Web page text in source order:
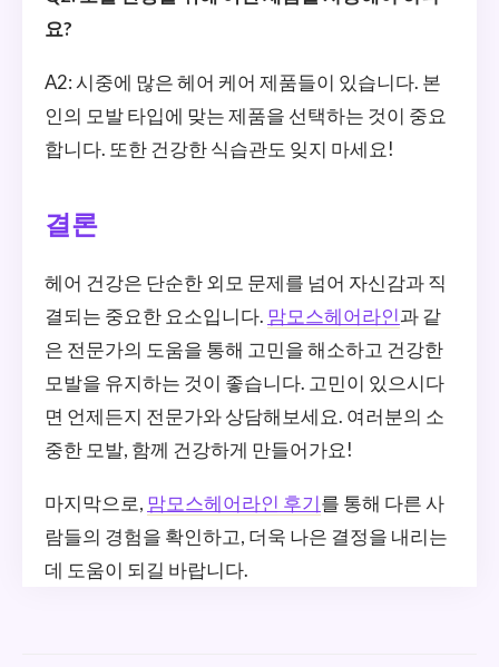
요?
A2: 시중에 많은 헤어 케어 제품들이 있습니다. 본
인의 모발 타입에 맞는 제품을 선택하는 것이 중요
합니다. 또한 건강한 식습관도 잊지 마세요!
결론
헤어 건강은 단순한 외모 문제를 넘어 자신감과 직
결되는 중요한 요소입니다. 맘모스헤어라인과 같
은 전문가의 도움을 통해 고민을 해소하고 건강한
모발을 유지하는 것이 좋습니다. 고민이 있으시다
면 언제든지 전문가와 상담해보세요. 여러분의 소
중한 모발, 함께 건강하게 만들어가요!
마지막으로, 맘모스헤어라인 후기를 통해 다른 사
람들의 경험을 확인하고, 더욱 나은 결정을 내리는
데 도움이 되길 바랍니다.